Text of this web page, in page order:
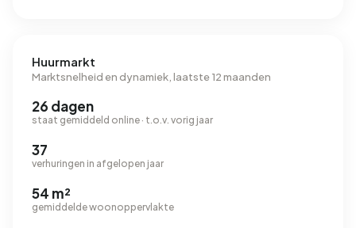
Huurmarkt
Marktsnelheid en dynamiek, laatste 12 maanden
26 dagen
staat gemiddeld online · t.o.v. vorig jaar
37
verhuringen in afgelopen jaar
54 m²
gemiddelde woonoppervlakte